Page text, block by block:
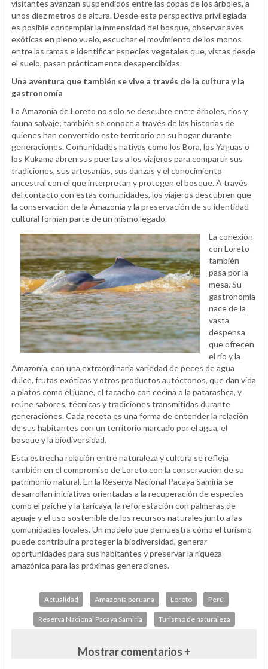
visitantes avanzan suspendidos entre las copas de los árboles, a
unos diez metros de altura. Desde esta perspectiva privilegiada
es posible contemplar la inmensidad del bosque, observar aves
exóticas en pleno vuelo, escuchar el movimiento de los monos
entre las ramas e identificar especies vegetales que, vistas desde
el suelo, pasan prácticamente desapercibidas.
Una aventura que también se vive a través de la cultura y la
gastronomía
La Amazonía de Loreto no solo se descubre entre árboles, ríos y
fauna salvaje; también se conoce a través de las historias de
quienes han convertido este territorio en su hogar durante
generaciones. Comunidades nativas como los Bora, los Yaguas o
los Kukama abren sus puertas a los viajeros para compartir sus
tradiciones, sus artesanías, sus danzas y el conocimiento
ancestral con el que interpretan y protegen el bosque. A través
del contacto con estas comunidades, los viajeros descubren que
la conservación de la Amazonía y la preservación de su identidad
cultural forman parte de un mismo legado.
La conexión
con Loreto
también
pasa por la
mesa. Su
gastronomía
nace de la
vasta
despensa
que ofrecen
el río y la
Amazonía, con una extraordinaria variedad de peces de agua
dulce, frutas exóticas y otros productos autóctonos, que dan vida
a platos como el juane, el tacacho con cecina o la patarashca, y
reúne sabores, técnicas y tradiciones transmitidas durante
generaciones. Cada receta es una forma de entender la relación
de sus habitantes con un territorio marcado por el agua, el
bosque y la biodiversidad.
Esta estrecha relación entre naturaleza y cultura se refleja
también en el compromiso de Loreto con la conservación de su
patrimonio natural. En la Reserva Nacional Pacaya Samiria se
desarrollan iniciativas orientadas a la recuperación de especies
como el paiche y la taricaya, la reforestación con palmeras de
aguaje y el uso sostenible de los recursos naturales junto a las
comunidades locales. Un modelo que demuestra cómo el turismo
puede contribuir a proteger la biodiversidad, generar
oportunidades para sus habitantes y preservar la riqueza
amazónica para las próximas generaciones.
Actualidad Amazonía peruana Loreto Perú
Reserva Nacional Pacaya Samiria Turismo de naturaleza
Mostrar comentarios +